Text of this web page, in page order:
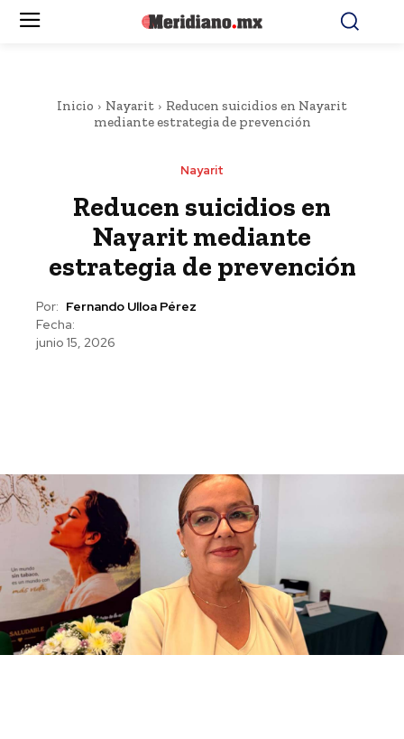
Inicio Nayarit
Reducen suicidios en Nayarit
mediante estrategia de prevención
Nayarit
Reducen suicidios en
Nayarit mediante
estrategia de prevención
Por: Fernando Ulloa Pérez
Fecha:
junio 15, 2026